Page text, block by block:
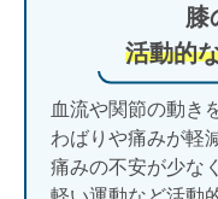
膝
活動的
血流や関節の動き
わばりや痛みが軽
痛みの不安が少な